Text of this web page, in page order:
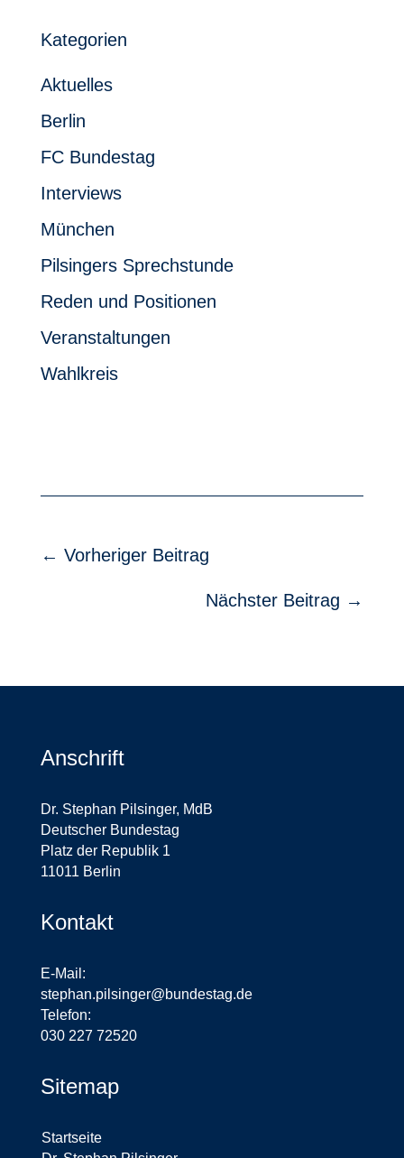
Kategorien
Aktuelles
Berlin
FC Bundestag
Interviews
München
Pilsingers Sprechstunde
Reden und Positionen
Veranstaltungen
Wahlkreis
← Vorheriger Beitrag
Nächster Beitrag →
Anschrift
Dr. Stephan Pilsinger, MdB
Deutscher Bundestag
Platz der Republik 1
11011 Berlin
Kontakt
E-Mail:
stephan.pilsinger@bundestag.de
Telefon:
030 227 72520
Sitemap
Startseite